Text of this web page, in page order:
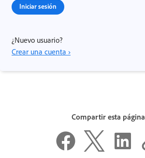
Iniciar sesión
¿Nuevo usuario?
Crear una cuenta ›
Compartir esta página